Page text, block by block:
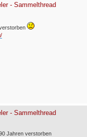
- Sammelthread
- Sammelthread
Jahren verstorben